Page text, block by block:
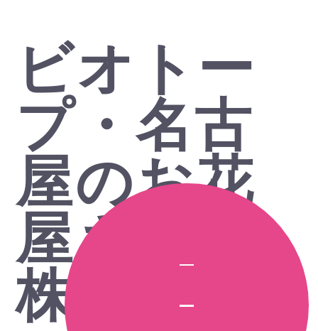
ビオトー
プ・名古
屋のお花
屋さん
株式会社